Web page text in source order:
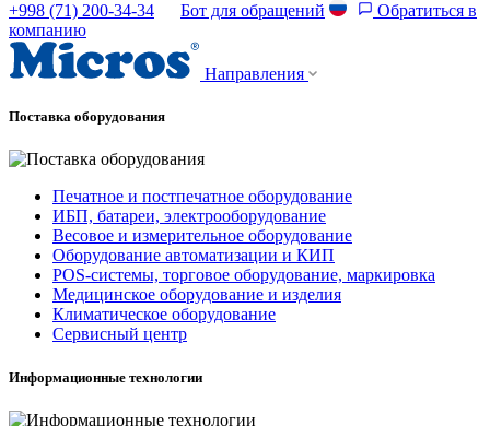
+998 (71) 200-34-34
Бот для обращений
Обратиться в
компанию
Направления
Поставка оборудования
Печатное и постпечатное оборудование
ИБП, батареи, электрооборудование
Весовое и измерительное оборудование
Оборудование автоматизации и КИП
POS-системы, торговое оборудование, маркировка
Медицинское оборудование и изделия
Климатическое оборудование
Сервисный центр
Информационные технологии